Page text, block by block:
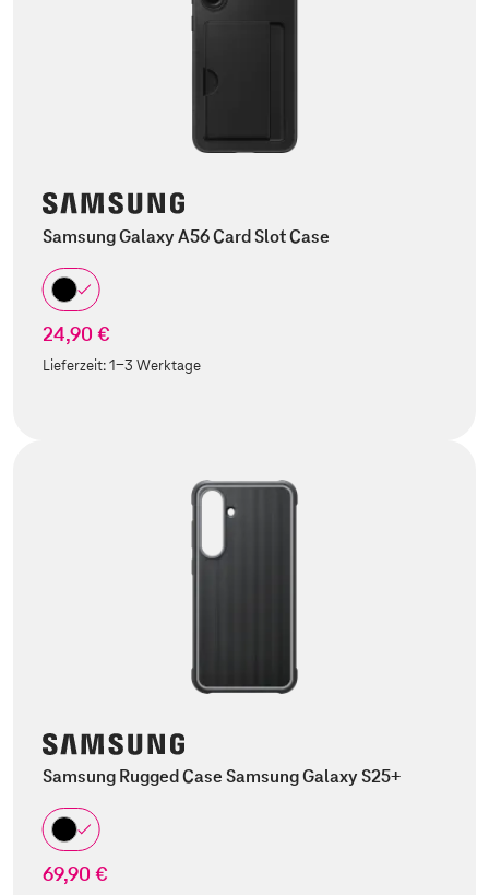
Samsung Galaxy A56 Card Slot Case
24,90 €
Lieferzeit:1-3 Werktage
Samsung Rugged Case Samsung Galaxy S25+
69,90 €